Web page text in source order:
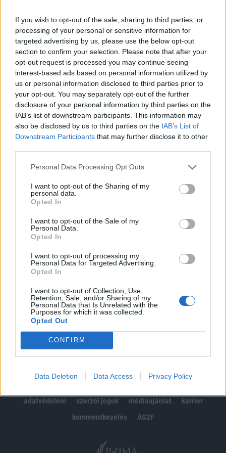
If you wish to opt-out of the sale, sharing to third parties, or
processing of your personal or sensitive information for
targeted advertising by us, please use the below opt-out
section to confirm your selection. Please note that after your
opt-out request is processed you may continue seeing
interest-based ads based on personal information utilized by
us or personal information disclosed to third parties prior to
your opt-out. You may separately opt-out of the further
disclosure of your personal information by third parties on the
IAB’s list of downstream participants. This information may
also be disclosed by us to third parties on the IAB’s List of
Downstream Participants that may further disclose it to other
Personal Data Processing Opt Outs
I want to opt-out of the Sharing of my
personal data.
Opted In
I want to opt-out of the Sale of my
Personal Data.
Opted In
I want to opt-out of processing my
Personal Data for Targeted Advertising.
Opted In
I want to opt-out of Collection, Use,
Retention, Sale, and/or Sharing of my
Personal Data that Is Unrelated with the
Purposes for which it was collected.
Opted Out
CONFIRM
Data Deletion Data Access Privacy Policy
legjelentősebb üzleti fenntarthatósági találkozója, a
Portfolio Sustainable World 2026. A szektorsemleges
konferencia a zöld gazdasággal kapcsolatos
aktualitásokkal, a legégetőbb beavatkozási gyakorlatokkal
foglalkozik, de emellett helyszíne a Green Awards
díjátadónak is. Részletek a linken.Információ és
jelentkezésIdőjárási...
KEDVES OLVASÓNK!
regisztrációhoz kötött.
Az előfizetés a következőket tartalmazza:
Portfolio.hu teljes cikkarchívum
kötéslistái
Előfizetés
MÁR ELŐFIZETŐNK VAGY?BEJELENTKEZÉS
adatvédelem
szerzői jogok médiaajánlat
karrier
kommentkezelés
ÁSZF